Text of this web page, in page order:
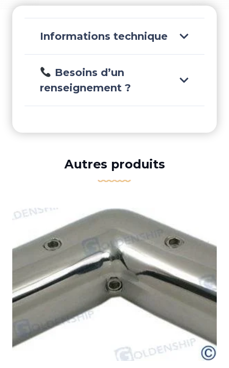
GS72332
Informations technique
Besoins d’un
renseignement ?
Autres produits